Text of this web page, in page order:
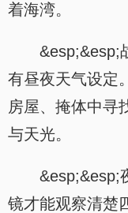
着海湾。
&esp;&esp;
有昼夜天气设定
房屋、掩体中寻
与天光。
&esp;&esp;
镜才能观察清楚